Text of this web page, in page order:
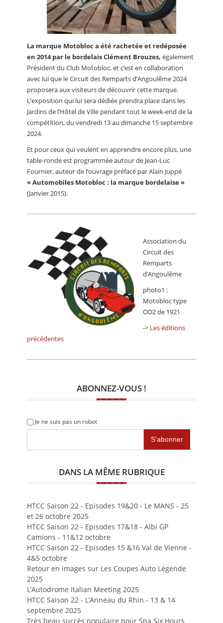
La marque Motobloc a été rachetée et redéposée
en 2014 par le bordelais Clément Brouzes, également
Président du Club Motobloc, et c’est en collaboration
avec lui que le Circuit des Remparts d’Angoulême 2024
proposera aux visiteurs de découvrir cette marque.
L’exposition qui lui sera dédiée prendra place dans les
Jardins de l’Hôtel de Ville pendant tout le week-end de la
compétition, du vendredi 13 au dimanche 15 septembre
2024.
Et pour ceux qui veulent en apprendre encore plus, une
table-ronde est programmée autour de Jean-Luc
Fournier, auteur de l’ouvrage préfacé par Alain Juppé
« Automobiles Motobloc : la marque bordelaise »
(Janvier 2015).
Association du
Circuit des
Remparts
d’Angoulême
photo1 :
Motobloc type
OD2 de 1921
-> Les éditions
précédentes
ABONNEZ-VOUS !
Je ne suis pas un robot
DANS LA MÊME RUBRIQUE
HTCC Saison 22 - Episodes 19&20 - Le MANS - 25
et 26 octobre 2025
HTCC Saison 22 - Episodes 17&18 - Albi GP
Camions - 11&12 octobre
HTCC Saison 22 - Episodes 15 &16 Val de Vienne -
4&5 octobre
Retour en images sur Les Coupes Auto Légende
2025
L’Autodrome Italian Meeting 2025
HTCC Saison 22 - L’Anneau du Rhin - 13 & 14
septembre 2025
Très beau succès populaire pour Spa Six Hours